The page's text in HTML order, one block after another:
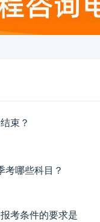
束？
考哪些科目？
考条件的要求是